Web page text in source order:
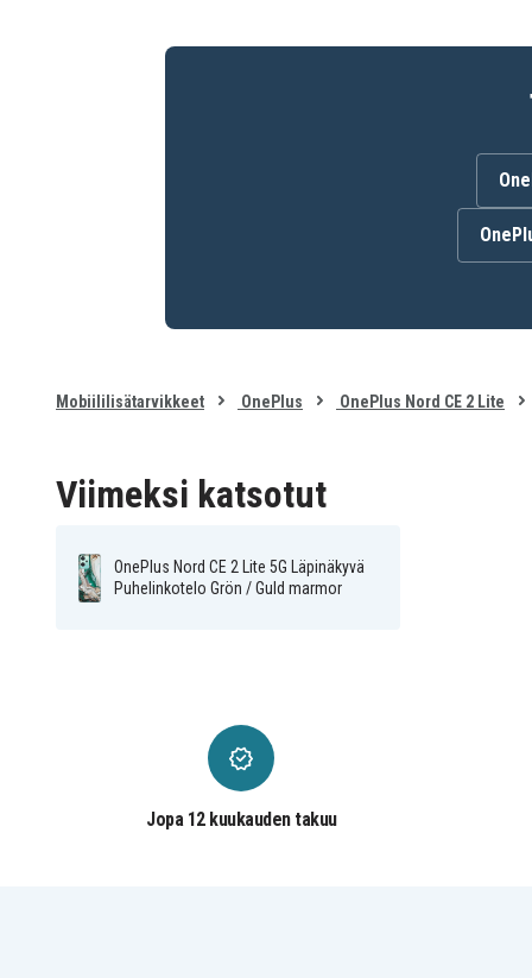
Mobiililisätarvikkeet OnePlus OnePlus Nord CE 2 Lite
Viimeksi katsotut
OnePlus Nord CE 2 Lite 5G Läpinäkyvä
Puhelinkotelo Grön / Guld marmor
Jopa 12 kuukauden takuu